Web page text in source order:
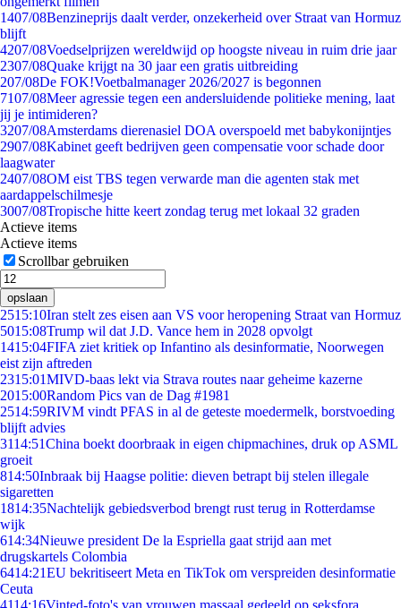
1407/08Benzineprijs daalt verder, onzekerheid over Straat van Hormuz
blijft
4207/08Voedselprijzen wereldwijd op hoogste niveau in ruim drie jaar
2307/08Quake krijgt na 30 jaar een gratis uitbreiding
207/08De FOK!Voetbalmanager 2026/2027 is begonnen
7107/08Meer agressie tegen een andersluidende politieke mening, laat
jij je intimideren?
3207/08Amsterdams dierenasiel DOA overspoeld met babykonijntjes
2907/08Kabinet geeft bedrijven geen compensatie voor schade door
laagwater
2407/08OM eist TBS tegen verwarde man die agenten stak met
aardappelschilmesje
3007/08Tropische hitte keert zondag terug met lokaal 32 graden
Actieve items
Actieve items
Scrollbar gebruiken
opslaan
2515:10Iran stelt zes eisen aan VS voor heropening Straat van Hormuz
5015:08Trump wil dat J.D. Vance hem in 2028 opvolgt
1415:04FIFA ziet kritiek op Infantino als desinformatie, Noorwegen
eist zijn aftreden
2315:01MIVD-baas lekt via Strava routes naar geheime kazerne
2015:00Random Pics van de Dag #1981
2514:59RIVM vindt PFAS in al de geteste moedermelk, borstvoeding
blijft advies
3114:51China boekt doorbraak in eigen chipmachines, druk op ASML
groeit
814:50Inbraak bij Haagse politie: dieven betrapt bij stelen illegale
sigaretten
1814:35Nachtelijk gebiedsverbod brengt rust terug in Rotterdamse
wijk
614:34Nieuwe president De la Espriella gaat strijd aan met
drugskartels Colombia
6414:21EU bekritiseert Meta en TikTok om verspreiden desinformatie
Ceuta
4114:16Vinted-foto's van vrouwen massaal gedeeld op seksfora